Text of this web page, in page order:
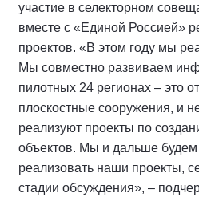
участие в селекторном
вместе с «Единой Россией»
проектов. «В этом году мы
Мы совместно развиваем
пилотных 24 регионах – это
плоскостные сооружения, и
реализуют проекты по
объектов. Мы и дальше будем
реализовать наши проекты,
стадии обсуждения», –